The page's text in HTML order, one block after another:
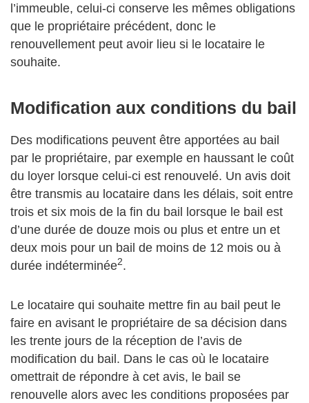
l’immeuble, celui-ci conserve les mêmes obligations
que le propriétaire précédent, donc le
renouvellement peut avoir lieu si le locataire le
souhaite.
Modification aux conditions du bail
Des modifications peuvent être apportées au bail
par le propriétaire, par exemple en haussant le coût
du loyer lorsque celui-ci est renouvelé. Un avis doit
être transmis au locataire dans les délais, soit entre
trois et six mois de la fin du bail lorsque le bail est
d’une durée de douze mois ou plus et entre un et
deux mois pour un bail de moins de 12 mois ou à
durée indéterminée2.
Le locataire qui souhaite mettre fin au bail peut le
faire en avisant le propriétaire de sa décision dans
les trente jours de la réception de l’avis de
modification du bail. Dans le cas où le locataire
omettrait de répondre à cet avis, le bail se
renouvelle alors avec les conditions proposées par